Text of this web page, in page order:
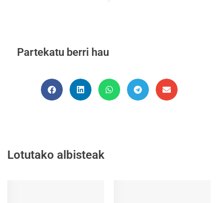
Partekatu berri hau
Lotutako albisteak